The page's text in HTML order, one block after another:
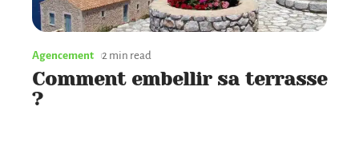
Agencement 2 min read
Comment embellir sa terrasse
?